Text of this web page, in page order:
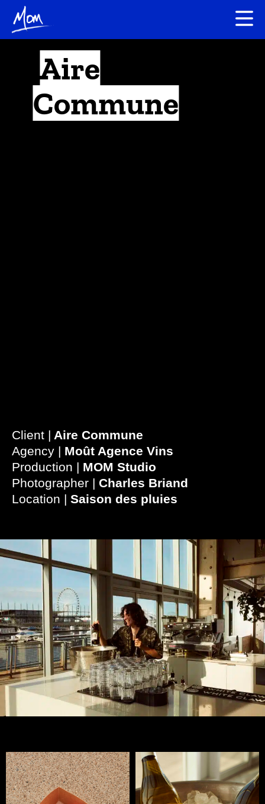
Aire
Commune
Client | Aire Commune
Agency | Moût Agence Vins
Production | MOM Studio
Photographer | Charles Briand
Location | Saison des pluies